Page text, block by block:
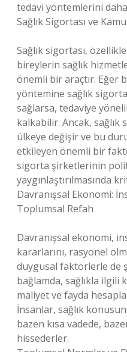
tedavi yöntemlerini
Sağlık Sigortası ve
Sağlık sigortası,
bireylerin sağlık
önemli bir araçtır. Eğer
yöntemine sağlık
sağlarsa, tedaviye
kalkabilir. Ancak, sağlık
ülkeye değişir ve bu
etkileyen önemli bir
sigorta şirketlerinin
yaygınlaştırılmasında
Davranışsal Ekonomi:
Toplumsal Refah
Davranışsal ekonomi,
kararlarını, rasyonel
duygusal faktörlerle de
bağlamda, sağlıkla ilgili
maliyet ve fayda
İnsanlar, sağlık
bazen kısa vadede,
hissederler.